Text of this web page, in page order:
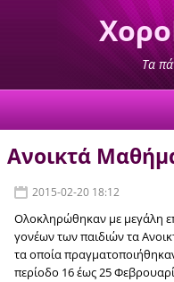
Τα
Ανοικτά
2015-02-20 18:12
Ολοκληρώθηκαν με μεγάλη
γονέων των παιδιών τα
τα οποία
περίοδο 16 έως 25